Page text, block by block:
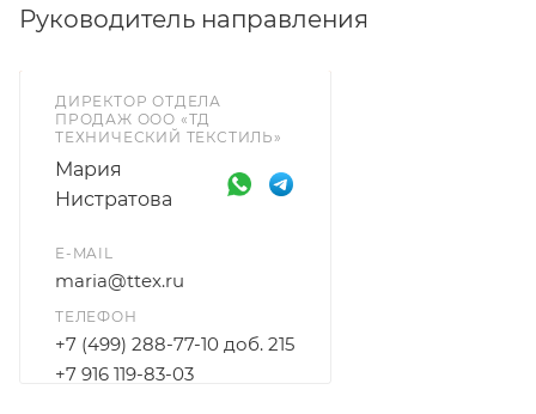
Руководитель направления
ДИРЕКТОР ОТДЕЛА
ПРОДАЖ ООО «ТД
ТЕХНИЧЕСКИЙ ТЕКСТИЛЬ»
Мария
Нистратова
E-MAIL
maria@ttex.ru
ТЕЛЕФОН
+7 (499) 288-77-10 доб. 215
+7 916 119-83-03